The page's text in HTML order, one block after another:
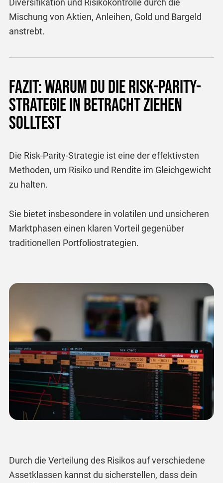
Mischung von Aktien, Anleihen, Gold und Bargeld
anstrebt.
Fazit: Warum du die Risk-Parity-
Strategie in Betracht ziehen
solltest
Die Risk-Parity-Strategie ist eine der effektivsten
Methoden, um Risiko und Rendite im Gleichgewicht
zu halten.
Sie bietet insbesondere in volatilen und unsicheren
Marktphasen einen klaren Vorteil gegenüber
traditionellen Portfoliostrategien.
Durch die Verteilung des Risikos auf verschiedene
Assetklassen kannst du sicherstellen, dass dein